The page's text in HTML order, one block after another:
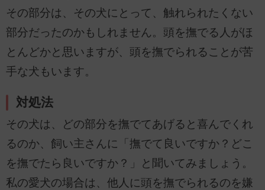
その部分は、その犬にとって、触れられたくない
部分だったのかもしれません。頭を撫でる人がほ
とんどかと思いますが、頭を撫でられることが苦
手な犬もいます。
対処法
その犬は、どの部分を撫でてあげると喜んでくれ
るのか、飼い主さんに「撫でて良いですか？どこ
を撫でたら良いですか？」と聞いてみましょう。
私の愛犬の場合は、他人に頭を撫でられるのを嫌